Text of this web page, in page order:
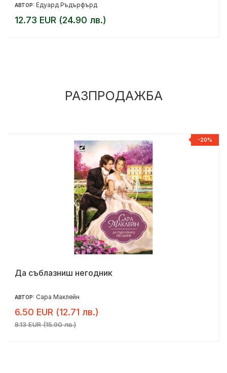
АВТОР: Едуард Ръдърфърд
12.73 EUR (24.90 лв.)
РАЗПРОДАЖБА
-20%
Да съблазниш негодник
АВТОР: Сара Маклейн
6.50 EUR (12.71 лв.)
8.13 EUR (15.90 лв.)